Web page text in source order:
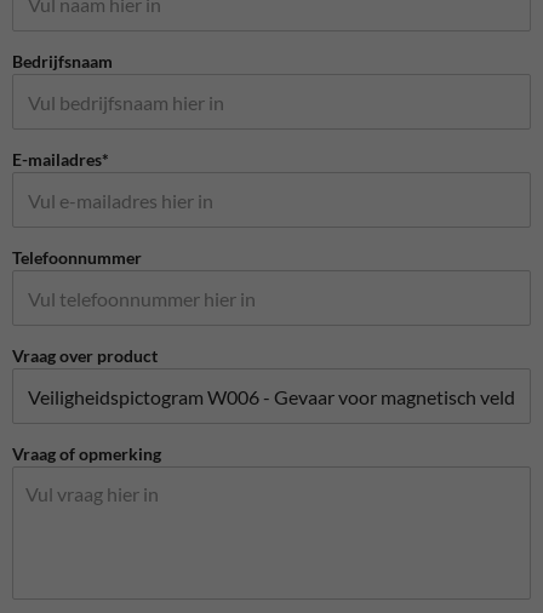
Bedrijfsnaam
E-mailadres*
Telefoonnummer
Vraag over product
Vraag of opmerking